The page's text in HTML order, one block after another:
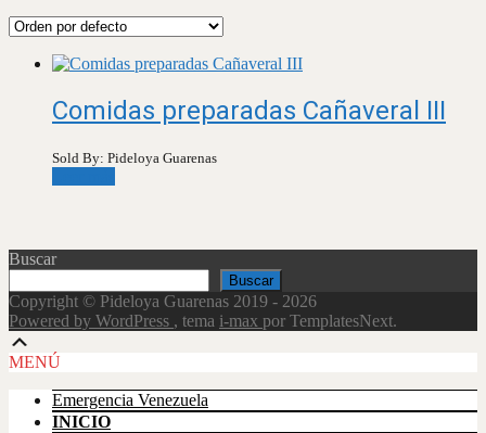
Comidas preparadas Cañaveral III
Sold By: Pideloya Guarenas
Buscar
Buscar
Copyright © Pideloya Guarenas 2019 - 2026
Powered by WordPress , tema i-max por TemplatesNext.
Up
MENÚ
Emergencia Venezuela
INICIO